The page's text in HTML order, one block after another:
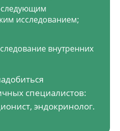
исследованием;
внутренних
специалистов:
эндокринолог.